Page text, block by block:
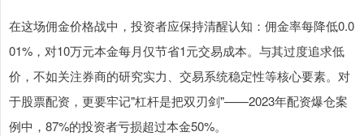
在这场佣金价格战中，投资者应保持清醒认知：佣金率每降低0.0
01%，对10万元本金每月仅节省1元交易成本。与其过度追求低
价，不如关注券商的研究实力、交易系统稳定性等核心要素。对
于股票配资，更要牢记"杠杆是把双刃剑"——2023年配资爆仓案
例中，87%的投资者亏损超过本金50%。